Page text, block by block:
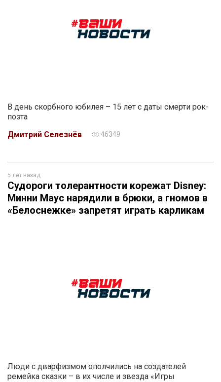
В день скорбного юбилея – 15 лет с даты смерти рок-
поэта
Дмитрий Селезнёв
46349
5 лет назад
Судороги толерантности корежат Disney:
Минни Маус нарядили в брюки, а гномов в
«Белоснежке» запретят играть карликам
Люди с дварфизмом ополчились на создателей
ремейка сказки – в их числе и звезда «Игры